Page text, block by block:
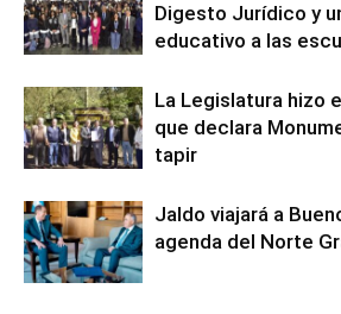
Digesto Jurídico y
educativo a las
La Legislatura hizo
que declara
tapir
Jaldo viajará a
agenda del Norte